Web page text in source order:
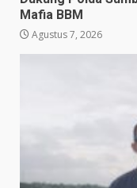
Mafia BBM
Agustus 7, 2026